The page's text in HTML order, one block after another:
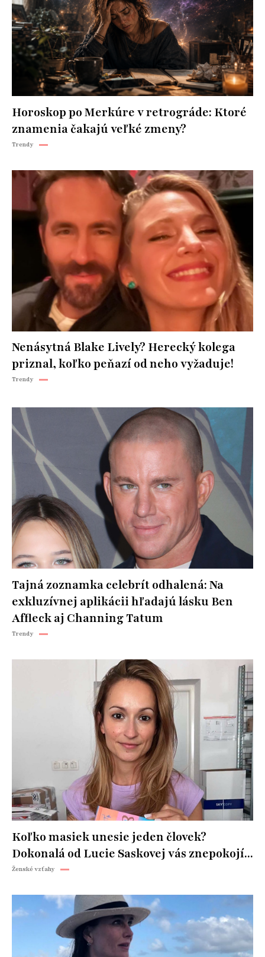
Horoskop po Merkúre v retrográde: Ktoré
znamenia čakajú veľké zmeny?
Trendy
Nenásytná Blake Lively? Herecký kolega
priznal, koľko peňazí od neho vyžaduje!
Trendy
Tajná zoznamka celebrít odhalená: Na
exkluzívnej aplikácii hľadajú lásku Ben
Affleck aj Channing Tatum
Trendy
Koľko masiek unesie jeden človek?
Dokonalá od Lucie Saskovej vás znepokojí...
Ženské vzťahy